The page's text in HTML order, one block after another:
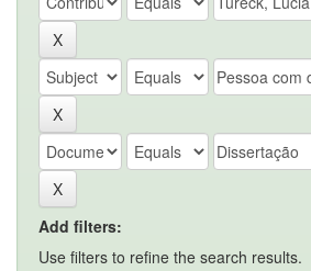
Add filters:
Use filters to refine the search results.